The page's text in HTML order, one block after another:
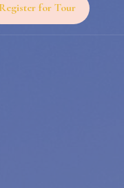
Register for Tour